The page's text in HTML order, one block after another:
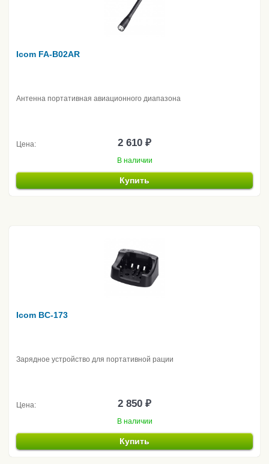
Icom FA-B02AR
Антенна портативная авиационного диапазона
Цена: 2 610 ₽
В наличии
Купить
Icom BC-173
Зарядное устройство для портативной рации
Цена: 2 850 ₽
В наличии
Купить